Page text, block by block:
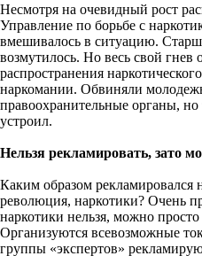
Несмотря на очевидный рост
Управление по борьбе с
вмешивалось в ситуацию.
возмутилось. Но весь свой гнев
распространения
наркомании. Обвиняли
правоохранительные органы, но
устроил.
Нельзя рекламировать, зато
Каким образом рекламировался
революция, наркотики? Очень
наркотики нельзя, можно
Организуются всевозможные
группы «экспертов»